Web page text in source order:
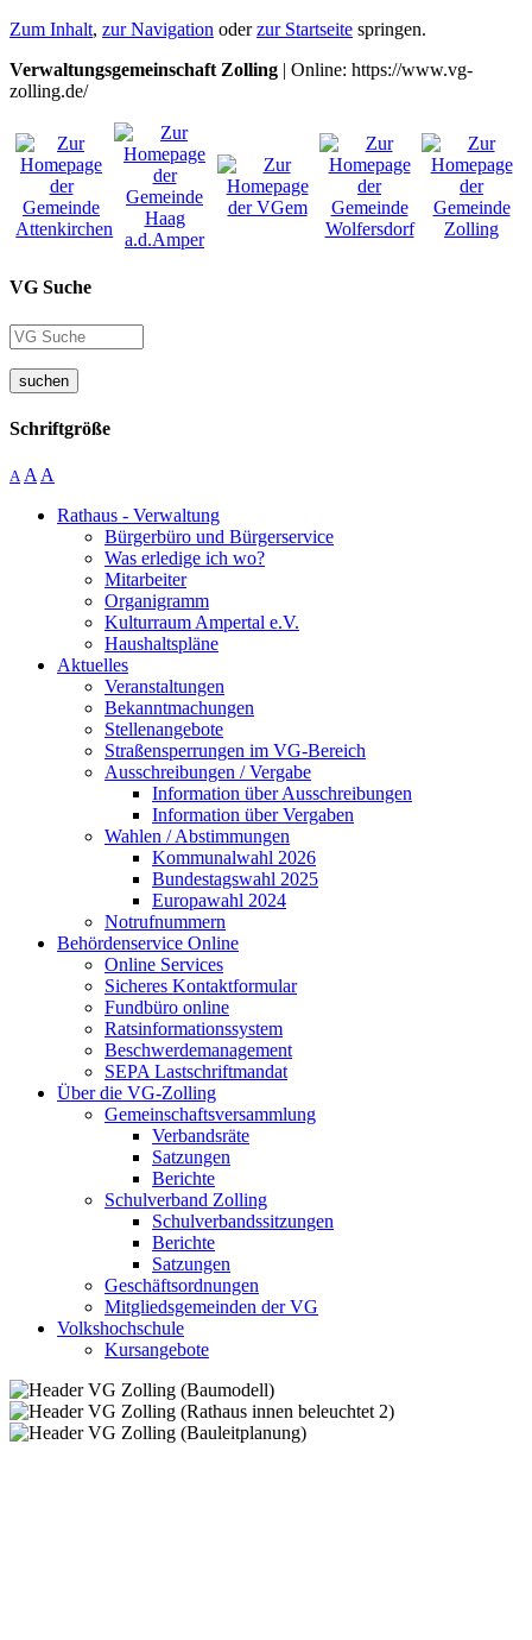
Zum Inhalt, zur Navigation oderzur Startseite springen.
Verwaltungsgemeinschaft Zolling | Online: https://www.vg-
zolling.de/
VG Suche
suchen
Schriftgröße
A A A
Rathaus - Verwaltung
Bürgerbüro und Bürgerservice
Was erledige ich wo?
Mitarbeiter
Organigramm
Kulturraum Ampertal e.V.
Haushaltspläne
Aktuelles
Veranstaltungen
Bekanntmachungen
Stellenangebote
Straßensperrungen im VG-Bereich
Ausschreibungen / Vergabe
Information über Ausschreibungen
Information über Vergaben
Wahlen / Abstimmungen
Kommunalwahl 2026
Bundestagswahl 2025
Europawahl 2024
Notrufnummern
Behördenservice Online
Online Services
Sicheres Kontaktformular
Fundbüro online
Ratsinformationssystem
Beschwerdemanagement
SEPA Lastschriftmandat
Über die VG-Zolling
Gemeinschaftsversammlung
Verbandsräte
Satzungen
Berichte
Schulverband Zolling
Schulverbandssitzungen
Berichte
Satzungen
Geschäftsordnungen
Mitgliedsgemeinden der VG
Volkshochschule
Kursangebote